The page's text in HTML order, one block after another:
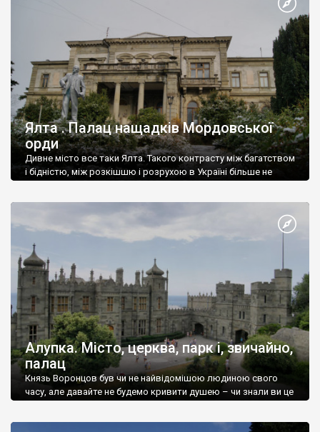
Ялта . Палац нащадків Мордовської
орди
Дивне місто все таки Ялта. Такого контрасту між багатством
і бідністю, між розкішшю і розрухою в Україні більше не
Алупка. Місто, церква, парк і, звичайно,
палац
Князь Воронцов був чи не найвідомішою людиною свого
часу, але давайте не будемо кривити душею – чи знали ви це